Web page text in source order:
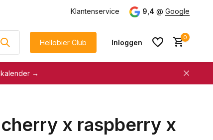
Klantenservice 9,4 @ Google
Hellobier Club Inloggen
Account aanmaken &
Account aanmaken &
spaar automatisch voor
0
→
x raspberry x